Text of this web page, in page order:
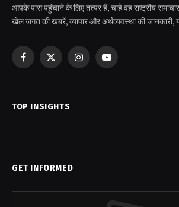
आपके पास पहुंचाने के लिए तत्पर हैं, चाहे वह राष्ट्रीय समाचार
खेल जगत की खबरें, व्यापार और अर्थव्यवस्था की जानकारी,
Facebook
X
InstagramYouTube
TOP INSIGHTS
GET INFORMED